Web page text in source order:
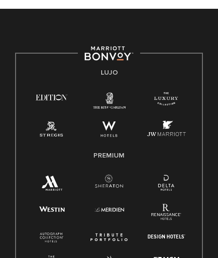
Derecho a trabajar inglés/español
Conozca sus derechos
Ley de licencia familiar y médica (FMLA)
LUJO
PREMIUM